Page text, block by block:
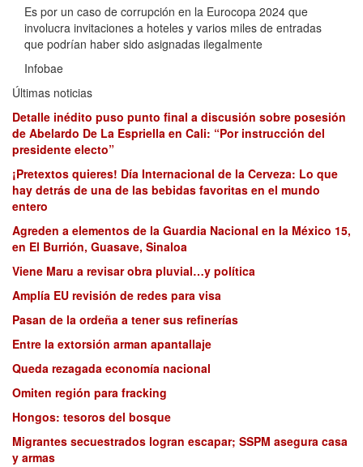
Es por un caso de corrupción en la Eurocopa 2024 que
involucra invitaciones a hoteles y varios miles de entradas
que podrían haber sido asignadas ilegalmente
Infobae
Últimas noticias
Detalle inédito puso punto final a discusión sobre posesión
de Abelardo De La Espriella en Cali: “Por instrucción del
presidente electo”
¡Pretextos quieres! Día Internacional de la Cerveza: Lo que
hay detrás de una de las bebidas favoritas en el mundo
entero
Agreden a elementos de la Guardia Nacional en la México 15,
en El Burrión, Guasave, Sinaloa
Viene Maru a revisar obra pluvial…y política
Amplía EU revisión de redes para visa
Pasan de la ordeña a tener sus refinerías
Entre la extorsión arman apantallaje
Queda rezagada economía nacional
Omiten región para fracking
Hongos: tesoros del bosque
Migrantes secuestrados logran escapar; SSPM asegura casa
y armas